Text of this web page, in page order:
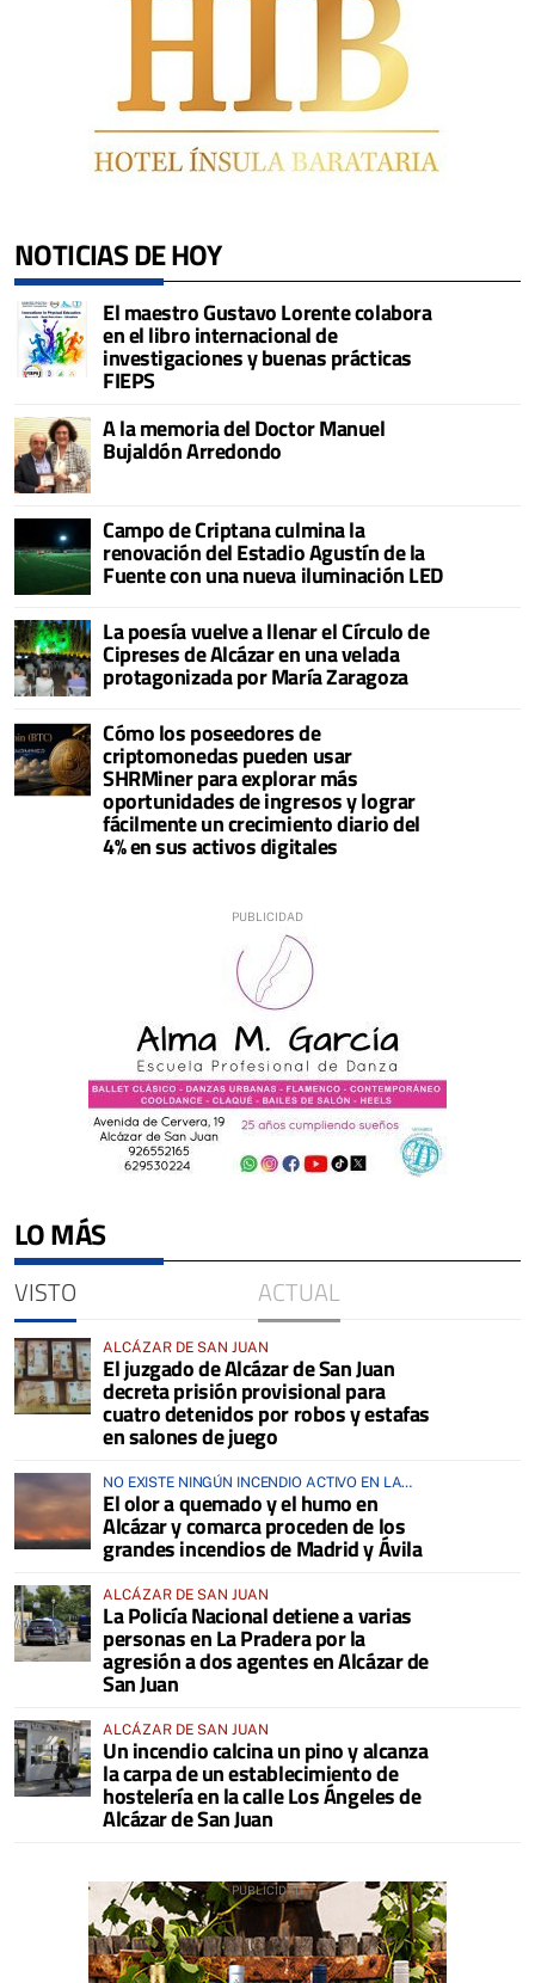
NOTICIAS DE HOY
El maestro Gustavo Lorente colabora
en el libro internacional de
investigaciones y buenas prácticas
FIEPS
A la memoria del Doctor Manuel
Bujaldón Arredondo
Campo de Criptana culmina la
renovación del Estadio Agustín de la
Fuente con una nueva iluminación LED
La poesía vuelve a llenar el Círculo de
Cipreses de Alcázar en una velada
protagonizada por María Zaragoza
Cómo los poseedores de
criptomonedas pueden usar
SHRMiner para explorar más
oportunidades de ingresos y lograr
fácilmente un crecimiento diario del
4% en sus activos digitales
LO MÁS
VISTO ACTUAL
ALCÁZAR DE SAN JUAN
El juzgado de Alcázar de San Juan
decreta prisión provisional para
cuatro detenidos por robos y estafas
en salones de juego
NO EXISTE NINGÚN INCENDIO ACTIVO EN LA
COMARCA
El olor a quemado y el humo en
Alcázar y comarca proceden de los
grandes incendios de Madrid y Ávila
ALCÁZAR DE SAN JUAN
La Policía Nacional detiene a varias
personas en La Pradera por la
agresión a dos agentes en Alcázar de
San Juan
ALCÁZAR DE SAN JUAN
Un incendio calcina un pino y alcanza
la carpa de un establecimiento de
hostelería en la calle Los Ángeles de
Alcázar de San Juan